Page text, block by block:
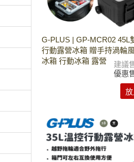
G-PLUS | GP-MCR02 45L
行動露營冰箱 贈手持渦輪
冰箱 行動冰箱 露營
建議
優惠